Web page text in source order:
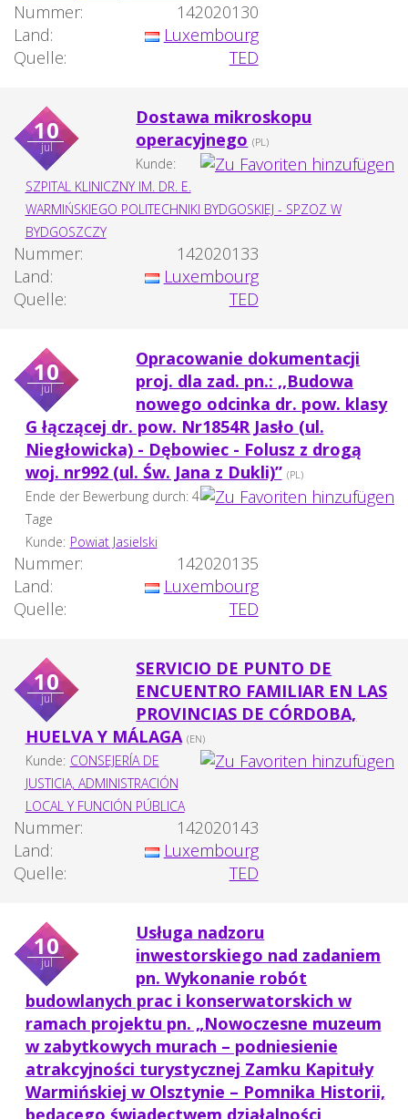
Nummer:
142020130
Land:
Luxembourg
Quelle:
TED
10
jul
Dostawa mikroskopu
operacyjnego (PL)
Kunde:
SZPITAL KLINICZNY IM. DR. E.
WARMIŃSKIEGO POLITECHNIKI BYDGOSKIEJ - SPZOZ W
BYDGOSZCZY
Nummer:
142020133
Land:
Luxembourg
Quelle:
TED
10
jul
Opracowanie dokumentacji
proj. dla zad. pn.: ,,Budowa
nowego odcinka dr. pow. klasy
G łączącej dr. pow. Nr1854R Jasło (ul.
Niegłowicka) - Dębowiec - Folusz z drogą
woj. nr992 (ul. Św. Jana z Dukli)” (PL)
Ende der Bewerbung durch: 4
Tage
Kunde: Powiat Jasielski
Nummer:
142020135
Land:
Luxembourg
Quelle:
TED
10
jul
SERVICIO DE PUNTO DE
ENCUENTRO FAMILIAR EN LAS
PROVINCIAS DE CÓRDOBA,
HUELVA Y MÁLAGA (EN)
Kunde: CONSEJERÍA DE
JUSTICIA, ADMINISTRACIÓN
LOCAL Y FUNCIÓN PÚBLICA
Nummer:
142020143
Land:
Luxembourg
Quelle:
TED
10
jul
Usługa nadzoru
inwestorskiego nad zadaniem
pn. Wykonanie robót
budowlanych prac i konserwatorskich w
ramach projektu pn. „Nowoczesne muzeum
w zabytkowych murach – podniesienie
atrakcyjności turystycznej Zamku Kapituły
Warmińskiej w Olsztynie – Pomnika Historii,
będącego świadectwem działalności